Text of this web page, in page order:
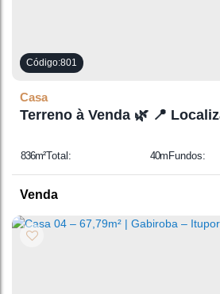
801
Terreno à Venda 🌿 📍 Localização: Gabiroba –
Casa
Total:
836m² Fundos:
40m